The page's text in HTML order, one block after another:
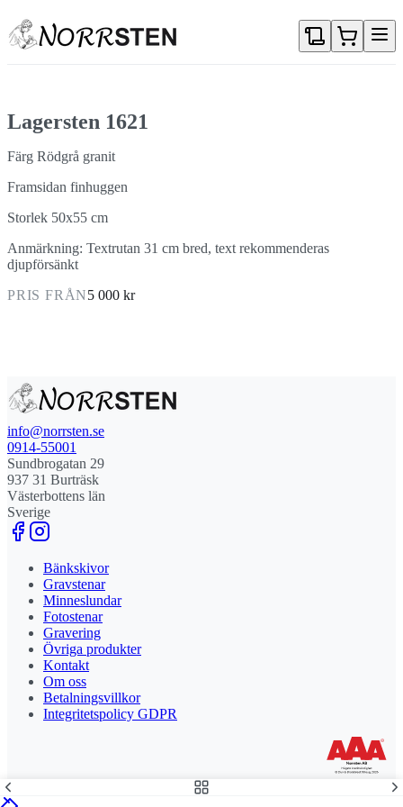
Lagersten 1621
Färg Rödgrå granit
Framsidan finhuggen
Storlek 50x55 cm
Anmärkning: Textrutan 31 cm bred, text rekommenderas
djupförsänkt
PRIS FRÅN5 000 kr
info@norrsten.se
0914-55001
Sundbrogatan 29
937 31 Burträsk
Västerbottens län
Sverige
Bänkskivor
Gravstenar
Minneslundar
Fotostenar
Gravering
Övriga produkter
Kontakt
Om oss
Betalningsvillkor
Integritetspolicy GDPR
Stolt leverantör och delägare till Steny AB